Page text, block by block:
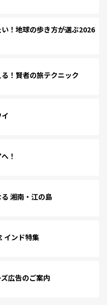
！地球の歩き方が選ぶ2026
！賢者の旅テクニック
！
湘南・江の島
インド特集
広告のご案内